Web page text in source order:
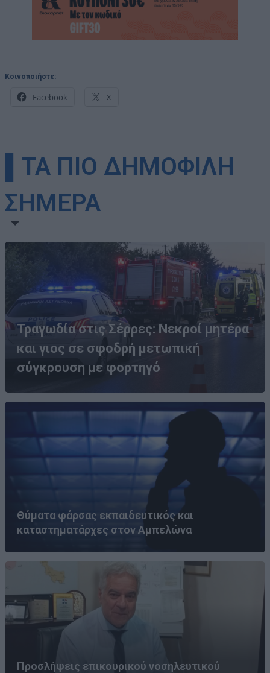
Κοινοποιήστε:
Facebook X
▌ΤΑ ΠΙΟ ΔΗΜΟΦΙΛΗ
ΣΗΜΕΡΑ
Τραγωδία στις Σέρρες: Νεκροί μητέρα
και γιος σε σφοδρή μετωπική
σύγκρουση με φορτηγό
Θύματα φάρσας εκπαιδευτικός και
καταστηματάρχες στον Αμπελώνα
Προσλήψεις επικουρικού νοσηλευτικού